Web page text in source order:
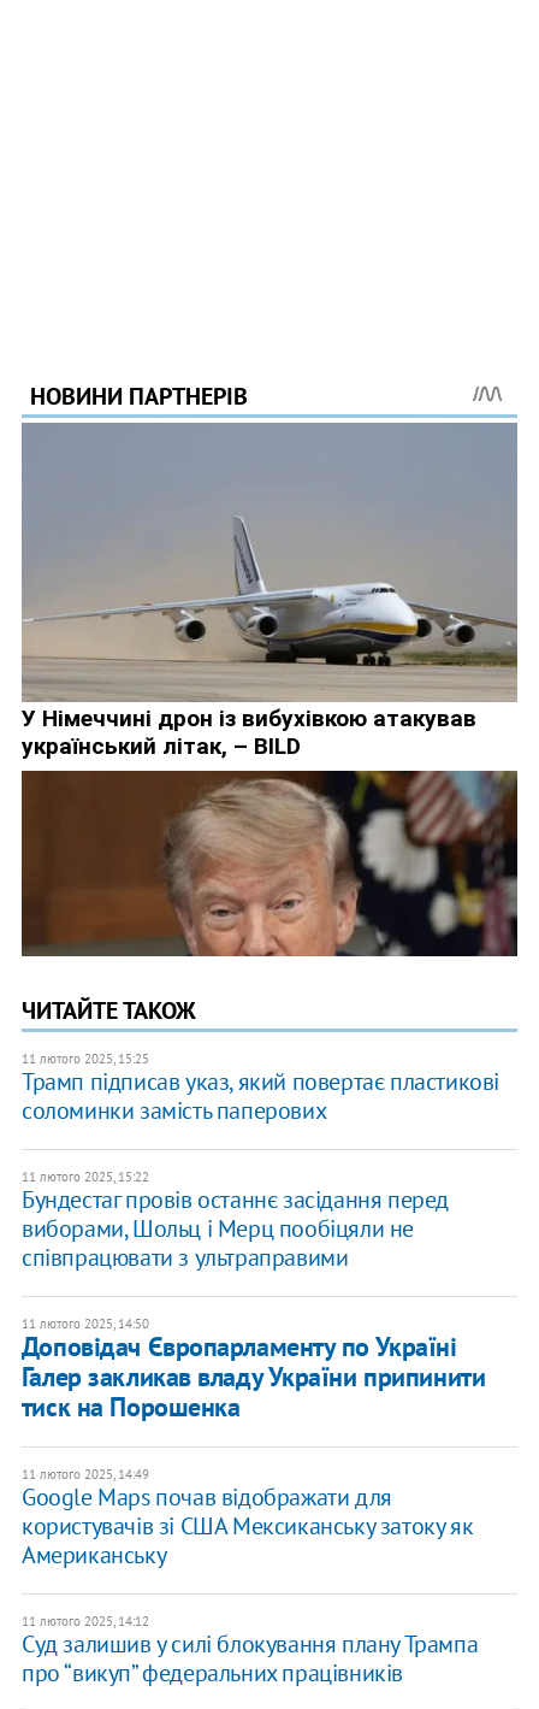
ЧИТАЙТЕ ТАКОЖ
11 лютого 2025, 15:25
​Трамп підписав указ, який повертає пластикові
соломинки замість паперових
11 лютого 2025, 15:22
Бундестаг провів останнє засідання перед
виборами, Шольц і Мерц пообіцяли не
співпрацювати з ультраправими
11 лютого 2025, 14:50
Доповідач Європарламенту по Україні
Галер закликав владу України припинити
тиск на Порошенка
11 лютого 2025, 14:49
Google Maps почав відображати для
користувачів зі США Мексиканську затоку як
Американську
11 лютого 2025, 14:12
Суд залишив у силі блокування плану Трампа
про “викуп” федеральних працівників